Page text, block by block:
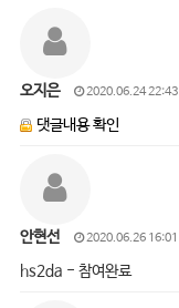
오지은 2020.06.24 22:43
댓글내용 확인
안현선 2020.06.26 16:01
hs2da - 참여완료